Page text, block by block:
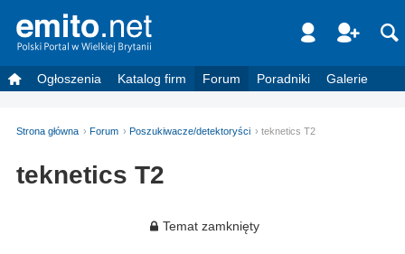
Ogłoszenia Katalog firm Forum Poradniki Galerie
Strona główna Forum Poszukiwacze/detektoryści teknetics T2
teknetics T2
Temat zamknięty